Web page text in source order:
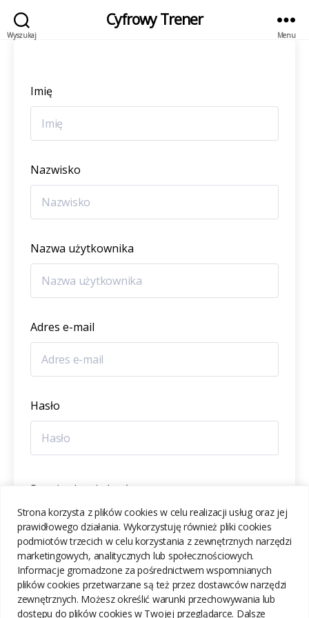
Strona korzysta z plików cookies w celu realizacji usług oraz jej
prawidłowego działania. Wykorzystuję również pliki cookies
podmiotów trzecich w celu korzystania z zewnętrznych narzędzi
marketingowych, analitycznych lub społecznościowych.
Informacje gromadzone za pośrednictwem wspomnianych
plików cookies przetwarzane są też przez dostawców narzędzi
zewnętrznych. Możesz określić warunki przechowywania lub
dostępu do plików cookies w Twojej przeglądarce. Dalsze
Wyszukaj
Cyfrowy Trener
Menu
Imię
Nazwisko
Nazwa użytkownika
Adres e-mail
Hasło
Potwierdzenie hasła
ZAREJESTRUJ SIĘ